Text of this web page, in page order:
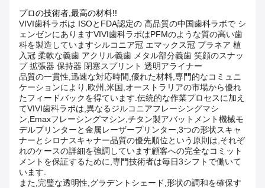
プロの技術者,最高の材料!!
VIVI歯科ラボは ISOとFDA認定の 高品質の中国歯科ラボで シ
ェンゼンにありますVIVI歯科ラボはPFMのような質の高い歯
科を製造していますシルコニア冠 エマックス冠 プラネア 植
入冠 柔軟な義歯 アクリル義歯 メタル部分義歯 笑顔のスナッ
プ 拡張器 保持器 閉塞スプリント 透明アライナー
品質の一貫性,迅速な対応時間,優れた材料,専門的なコミュニ
ケーションにより,欧州,米国,オーストラリアの市場から優れ
たフィードバックを得ています.伝統的な作業プロセスに加え
てVIVI歯科ラボは,異なるジルコニアフレーシングマシ
ン,Emaxフレーシングマシン,チタン製アバットメント機械モ
デルプリンターと金属レーザープリンター,3つの形状スキャ
ナーとシロナスキャナー品質の優先順位という原則は,それぞ
れのケースの詳細を強調しています顧客への完全なコミット
メントを保証するために,専門技術者は毎日3シフトで働いて
います.
また,完璧な透明性,グラデントシェード,形状の調和を確保す